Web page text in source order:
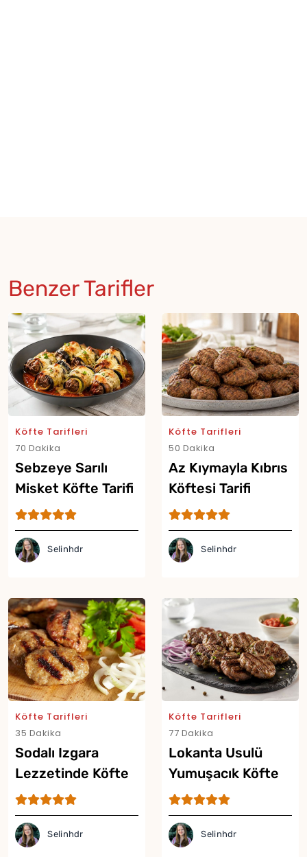
Benzer Tarifler
Köfte Tarifleri
70 Dakika
Sebzeye Sarılı
Misket Köfte Tarifi
Selinhdr
Köfte Tarifleri
50 Dakika
Az Kıymayla Kıbrıs
Köftesi Tarifi
Selinhdr
Köfte Tarifleri
35 Dakika
Sodalı Izgara
Lezzetinde Köfte
Tarifi
Selinhdr
Köfte Tarifleri
77 Dakika
Lokanta Usulü
Yumuşacık Köfte
Tarifi
Selinhdr